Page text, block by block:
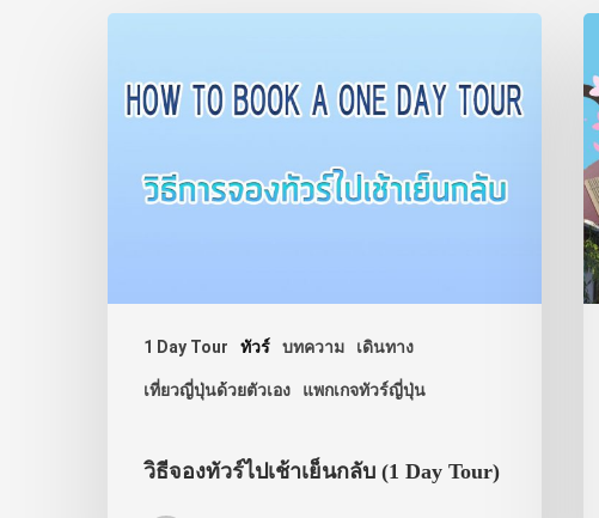
1 Day Tour ทัวร์ บทความ เดินทาง
เที่ยวญี่ปุ่นด้วยตัวเอง แพกเกจทัวร์ญี่ปุ่น
วิธีจองทัวร์ไปเช้าเย็นกลับ (1 Day Tour)